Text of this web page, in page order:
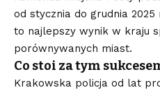
od stycznia do grudnia
to najlepszy wynik w kraju
porównywanych miast.
Co stoi za tym
Krakowska policja od lat